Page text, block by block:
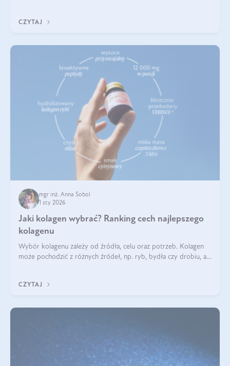
CZYTAJ
mgr inż. Anna Sobol
1 sty 2026
Jaki kolagen wybrać? Ranking cech najlepszego
kolagenu
Wybór kolagenu zależy od źródła, celu oraz potrzeb. Kolagen
może pochodzić z różnych źródeł, np. ryb, bydła czy drobiu, a
bydlęcy.
CZYTAJ